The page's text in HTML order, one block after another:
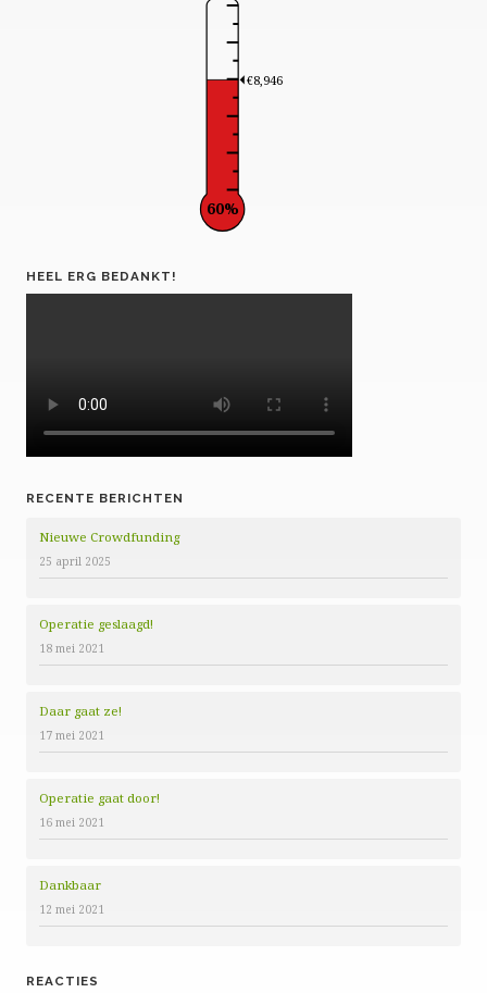
€8,946
60%
HEEL ERG BEDANKT!
RECENTE BERICHTEN
Nieuwe Crowdfunding
25 april 2025
Operatie geslaagd!
18 mei 2021
Daar gaat ze!
17 mei 2021
Operatie gaat door!
16 mei 2021
Dankbaar
12 mei 2021
REACTIES